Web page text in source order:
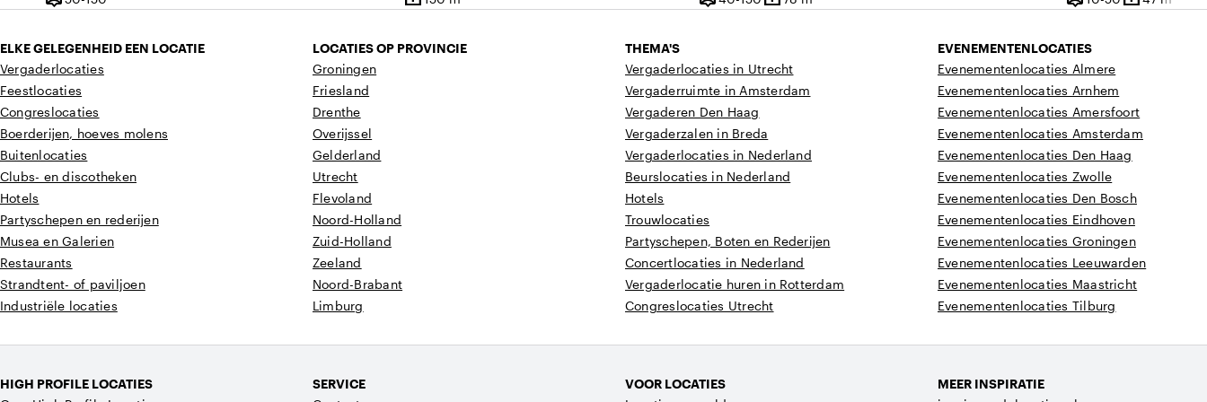
Capaciteit Oppervlakte CapaciteitOppervlakte CapaciteitOppervlakte
ELKE GELEGENHEID EEN LOCATIE
Vergaderlocaties
Feestlocaties
Congreslocaties
Boerderijen, hoeves molens
Buitenlocaties
Clubs- en discotheken
Hotels
Partyschepen en rederijen
Musea en Galerien
Restaurants
Strandtent- of paviljoen
Industriële locaties
LOCATIES OP PROVINCIE
Groningen
Friesland
Drenthe
Overijssel
Gelderland
Utrecht
Flevoland
Noord-Holland
Zuid-Holland
Zeeland
Noord-Brabant
Limburg
THEMA'S
Vergaderlocaties in Utrecht
Vergaderruimte in Amsterdam
Vergaderen Den Haag
Vergaderzalen in Breda
Vergaderlocaties in Nederland
Beurslocaties in Nederland
Hotels
Trouwlocaties
Partyschepen, Boten en Rederijen
Concertlocaties in Nederland
Vergaderlocatie huren in Rotterdam
Congreslocaties Utrecht
EVENEMENTENLOCATIES
Evenementenlocaties Almere
Evenementenlocaties Arnhem
Evenementenlocaties Amersfoort
Evenementenlocaties Amsterdam
Evenementenlocaties Den Haag
Evenementenlocaties Zwolle
Evenementenlocaties Den Bosch
Evenementenlocaties Eindhoven
Evenementenlocaties Groningen
Evenementenlocaties Leeuwarden
Evenementenlocaties Maastricht
Evenementenlocaties Tilburg
HIGH PROFILE LOCATIES
SERVICE
VOOR LOCATIES
MEER INSPIRATIE